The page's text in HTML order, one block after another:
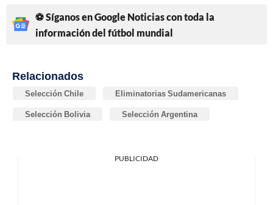
⚽ Síganos en Google Noticias con toda la
información del fútbol mundial
Relacionados
Selección Chile Eliminatorias Sudamericanas
Selección Bolivia Selección Argentina
PUBLICIDAD